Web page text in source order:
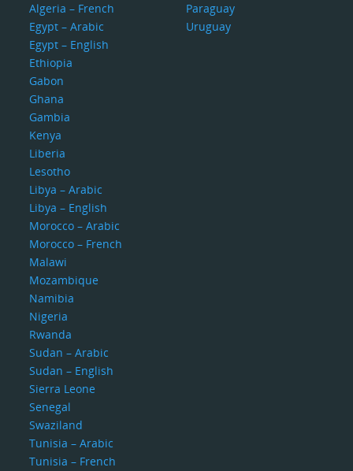
Algeria – French
Egypt – Arabic
Egypt – English
Ethiopia
Gabon
Ghana
Gambia
Kenya
Liberia
Lesotho
Libya – Arabic
Libya – English
Morocco – Arabic
Morocco – French
Malawi
Mozambique
Namibia
Nigeria
Rwanda
Sudan – Arabic
Sudan – English
Sierra Leone
Senegal
Swaziland
Tunisia – Arabic
Tunisia – French
Paraguay
Uruguay